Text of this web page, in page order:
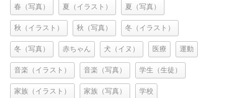
春（写真） 夏（イラスト） 夏（写真）
秋（イラスト） 秋（写真） 冬（イラスト）
冬（写真） 赤ちゃん 犬（イヌ） 医療 運動
音楽（イラスト） 音楽（写真） 学生（生徒）
家族（イラスト） 家族（写真） 学校